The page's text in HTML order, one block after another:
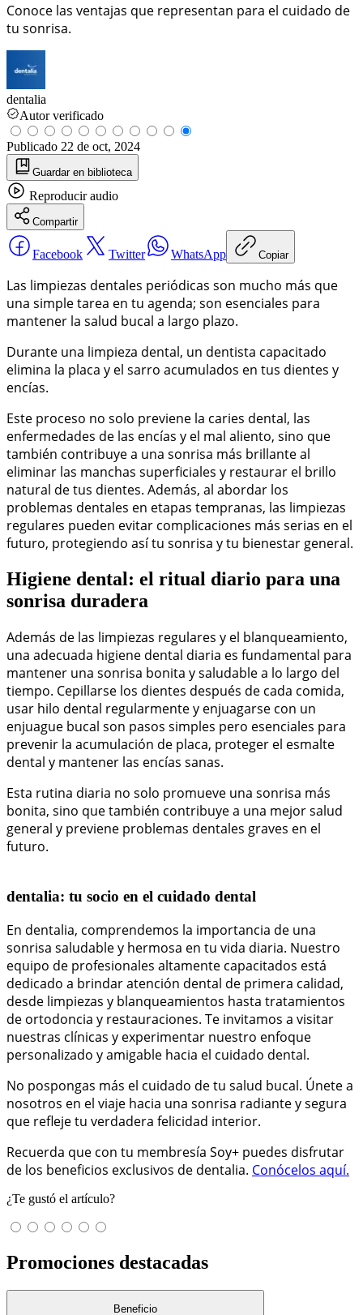
Conoce las ventajas que representan para el cuidado de
tu sonrisa.
dentalia
Autor verificado
Publicado 22 de oct, 2024
Guardar en biblioteca
Reproduciraudio
Compartir
Facebook Twitter WhatsApp Copiar
Las limpiezas dentales periódicas son mucho más que
una simple tarea en tu agenda; son esenciales para
mantener la salud bucal a largo plazo.
Durante una limpieza dental, un dentista capacitado
elimina la placa y el sarro acumulados en tus dientes y
encías.
Este proceso no solo previene la caries dental, las
enfermedades de las encías y el mal aliento, sino que
también contribuye a una sonrisa más brillante al
eliminar las manchas superficiales y restaurar el brillo
natural de tus dientes. Además, al abordar los
problemas dentales en etapas tempranas, las limpiezas
regulares pueden evitar complicaciones más serias en el
futuro, protegiendo así tu sonrisa y tu bienestar general.
Higiene dental: el ritual diario para una
sonrisa duradera
Además de las limpiezas regulares y el blanqueamiento,
una adecuada higiene dental diaria es fundamental para
mantener una sonrisa bonita y saludable a lo largo del
tiempo. Cepillarse los dientes después de cada comida,
usar hilo dental regularmente y enjuagarse con un
enjuague bucal son pasos simples pero esenciales para
prevenir la acumulación de placa, proteger el esmalte
dental y mantener las encías sanas.
Esta rutina diaria no solo promueve una sonrisa más
bonita, sino que también contribuye a una mejor salud
general y previene problemas dentales graves en el
futuro.
dentalia: tu socio en el cuidado dental
En dentalia, comprendemos la importancia de una
sonrisa saludable y hermosa en tu vida diaria. Nuestro
equipo de profesionales altamente capacitados está
dedicado a brindar atención dental de primera calidad,
desde limpiezas y blanqueamientos hasta tratamientos
de ortodoncia y restauraciones. Te invitamos a visitar
nuestras clínicas y experimentar nuestro enfoque
personalizado y amigable hacia el cuidado dental.
No pospongas más el cuidado de tu salud bucal. Únete a
nosotros en el viaje hacia una sonrisa radiante y segura
que refleje tu verdadera felicidad interior.
Recuerda que con tu membresía Soy+ puedes disfrutar
de los beneficios exclusivos de dentalia. Conócelos aquí.
¿Te gustó el artículo?
Promociones destacadas
Beneficio